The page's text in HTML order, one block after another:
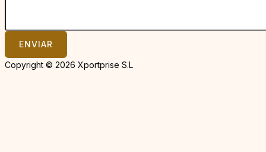
ENVIAR
Copyright © 2026 Xportprise S.L